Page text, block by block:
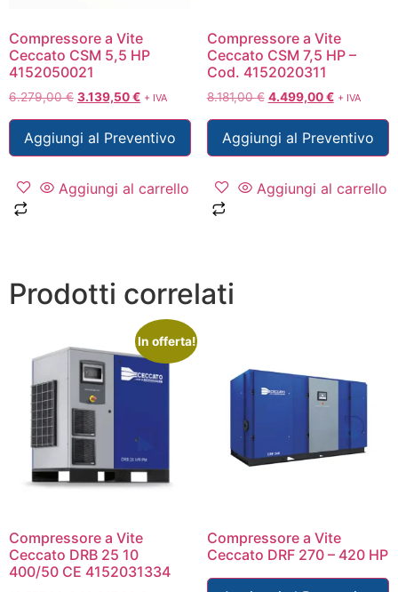
Compressore a Vite
Ceccato CSM 5,5 HP
4152050021
6.279,00€ 3.139,50€ + IVA
Aggiungi al Preventivo
Aggiungi al carrello
Compressore a Vite
Ceccato CSM 7,5 HP –
Cod. 4152020311
8.181,00€ 4.499,00€ + IVA
Aggiungi al Preventivo
Aggiungi al carrello
Prodotti correlati
In offerta!
Compressore a Vite
Ceccato DRB 25 10
400/50 CE 4152031334
Compressore a Vite
Ceccato DRF 270 – 420 HP